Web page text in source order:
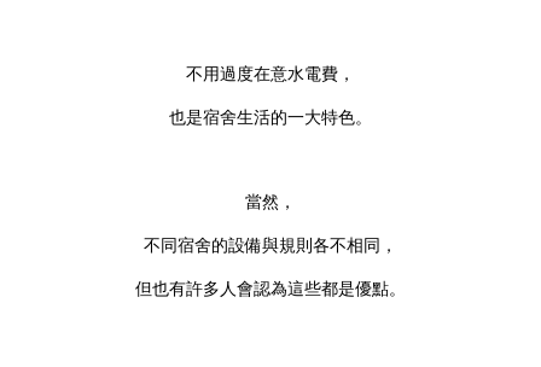
不用過度在意水電費，
也是宿舍生活的一大特色。
當然，
不同宿舍的設備與規則各不相同，
但也有許多人會認為這些都是優點。